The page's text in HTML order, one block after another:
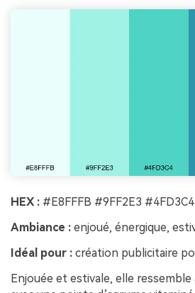
HEX : #E8FFFB #9FF2E3
Ambiance : enjoué, énergique,
Idéal pour : création publicitaire
Enjouée et estivale, elle ressemble